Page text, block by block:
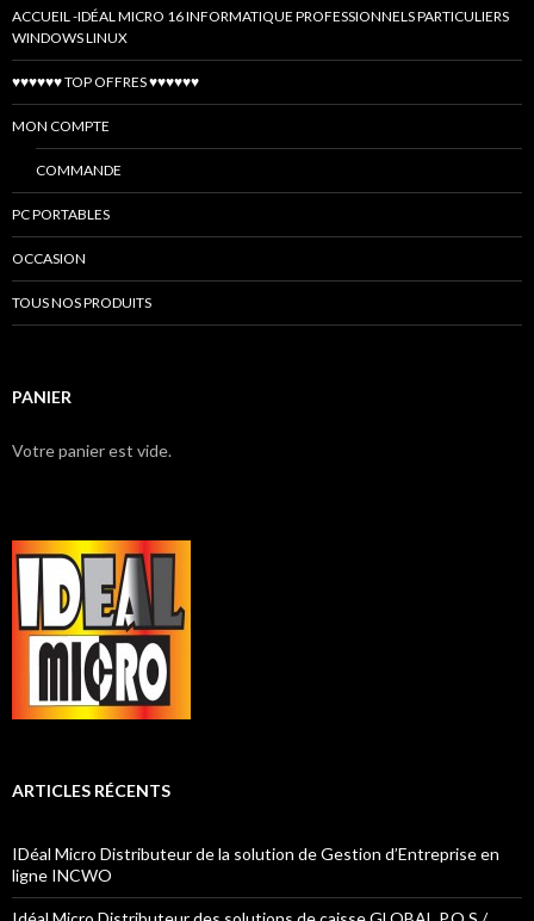
ACCUEIL -IDÉAL MICRO 16 INFORMATIQUE PROFESSIONNELS PARTICULIERS
WINDOWS LINUX
♥♥♥♥♥♥ TOP OFFRES ♥♥♥♥♥♥
MON COMPTE
COMMANDE
PC PORTABLES
OCCASION
TOUS NOS PRODUITS
PANIER
Votre panier est vide.
ARTICLES RÉCENTS
IDéal Micro Distributeur de la solution de Gestion d’Entreprise en
ligne INCWO